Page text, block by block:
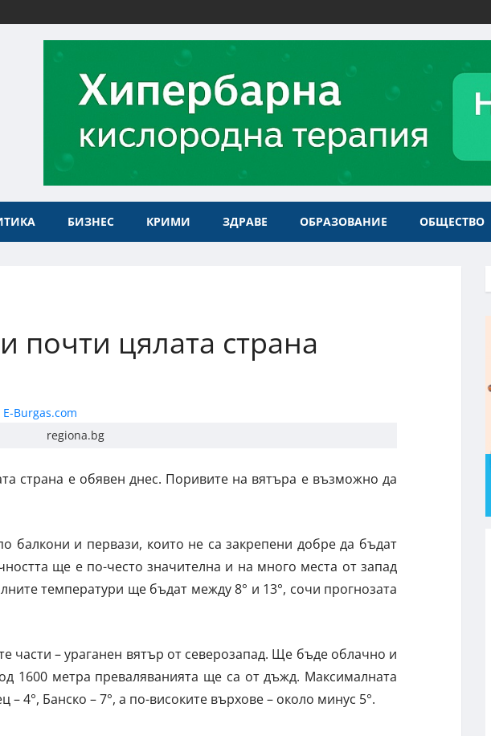
БИЗНЕС КРИМИ ЗДРАВЕ ОБРАЗОВАНИЕ ОБЩЕСТВО
почти цялата страна
regiona.bg
страна е обявен днес. Поривите на вятъра е възможно да
балкони и первази, които не са закрепени добре да бъдат
ще е по-често значителна и на много места от запад
температури ще бъдат между 8° и 13°, сочи прогнозата
части – ураганен вятър от северозапад. Ще бъде облачно и
1600 метра преваляванията ще са от дъжд. Максималната
4°, Банско – 7°, а по-високите върхове – около минус 5°.